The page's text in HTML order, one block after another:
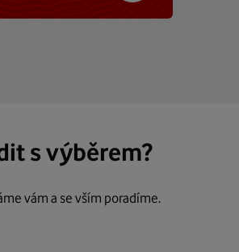
s výběrem?
vám a se vším poradíme.